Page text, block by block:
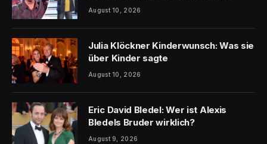
August 10, 2026
Julia Klöckner Kinderwunsch: Was sie
über Kinder sagte
August 10, 2026
Eric David Bledel: Wer ist Alexis
Bledels Bruder wirklich?
August 9, 2026